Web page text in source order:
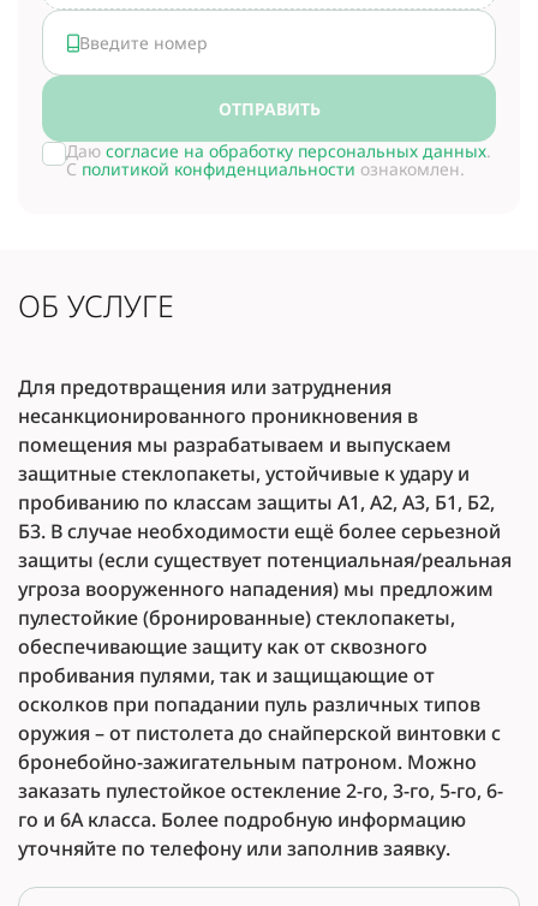
ОТПРАВИТЬ
Даю согласие на обработку персональных данных.
С политикой конфиденциальности ознакомлен.
ОБ УСЛУГЕ
Для предотвращения или затруднения
несанкционированного проникновения в
помещения мы разрабатываем и выпускаем
защитные стеклопакеты, устойчивые к удару и
пробиванию по классам защиты А1, А2, А3, Б1, Б2,
Б3. В случае необходимости ещё более серьезной
защиты (если существует потенциальная/реальная
угроза вооруженного нападения) мы предложим
пулестойкие (бронированные) стеклопакеты,
обеспечивающие защиту как от сквозного
пробивания пулями, так и защищающие от
осколков при попадании пуль различных типов
оружия – от пистолета до снайперской винтовки с
бронебойно-зажигательным патроном. Можно
заказать пулестойкое остекление 2-го, 3-го, 5-го, 6-
го и 6А класса. Более подробную информацию
уточняйте по телефону или заполнив заявку.